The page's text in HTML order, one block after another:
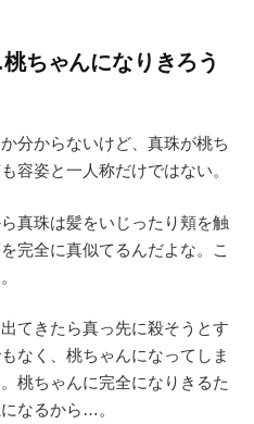
ちゃんになりきろう
分からないけど、真珠が桃ち
容姿と一人称だけではない。
真珠は髪をいじったり頬を触
完全に真似てるんだよな。こ
てきたら真っ先に殺そうとす
なく、桃ちゃんになってしま
桃ちゃんに完全になりきるた
なるから…。